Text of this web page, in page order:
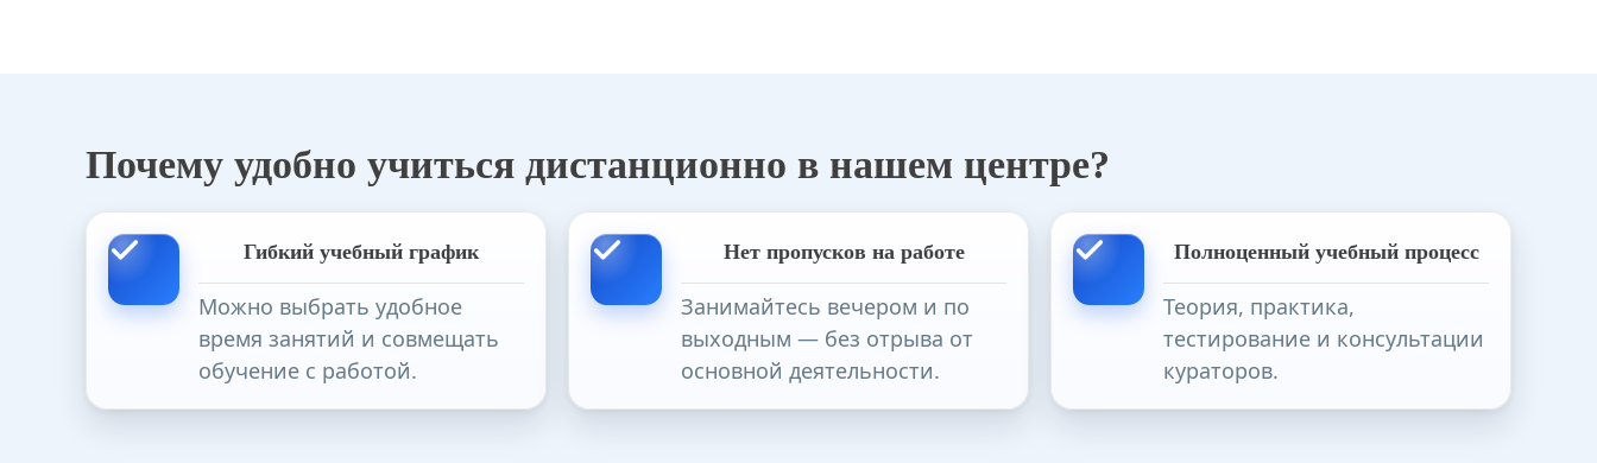
Почему удобно учиться дистанционно в нашем центре?
Гибкий учебный график
Можно выбрать удобное
время занятий и совмещать
обучение с работой.
Нет пропусков на работе
Занимайтесь вечером и по
выходным — без отрыва от
основной деятельности.
Полноценный учебный процесс
Теория, практика,
тестирование и консультации
кураторов.